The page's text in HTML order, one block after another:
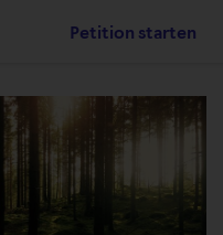
Petition starten